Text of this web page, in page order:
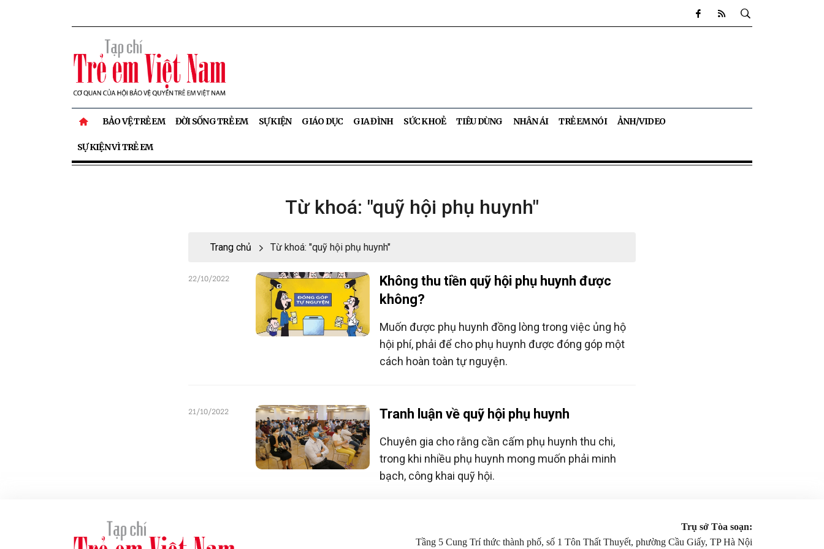
BẢO VỆ TRẺ EM ĐỜI SỐNG TRẺ EM SỰ KIỆN GIÁO DỤC GIA ĐÌNH SỨC KHOẺ TIÊU DÙNG NHÂN ÁI TRẺ EM NÓI ẢNH/VIDEO
SỰ KIỆN VÌ TRẺ EM
Từ khoá: "quỹ hội phụ huynh"
Trang chủ Từ khoá: "quỹ hội phụ huynh"
Không thu tiền quỹ hội phụ huynh được
không?
Muốn được phụ huynh đồng lòng trong việc ủng hộ
hội phí, phải để cho phụ huynh được đóng góp một
cách hoàn toàn tự nguyện.
22/10/2022
Tranh luận về quỹ hội phụ huynh
Chuyên gia cho rằng cần cấm phụ huynh thu chi,
trong khi nhiều phụ huynh mong muốn phải minh
bạch, công khai quỹ hội.
21/10/2022
Trụ sở Tòa soạn:
Tầng 5 Cung Trí thức thành phố, số 1 Tôn Thất Thuyết, phường Cầu Giấy, TP Hà Nội